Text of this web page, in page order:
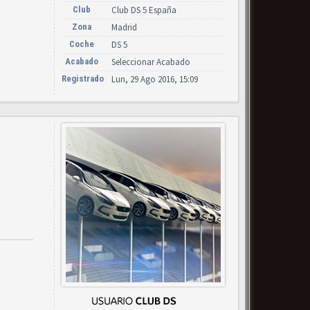
Club Club DS 5 España
Zona Madrid
Coche DS 5
Acabado Seleccionar Acabado
Registrado Lun, 29 Ago 2016, 15:09